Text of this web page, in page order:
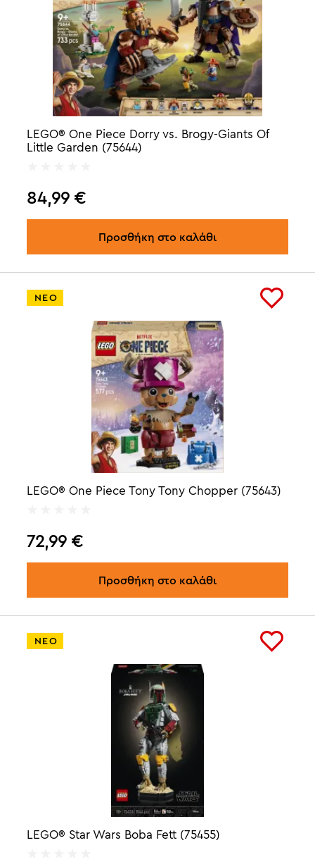
LEGO® One Piece Dorry vs. Brogy-Giants Of
Little Garden (75644)
84,99 €
Προσθήκη στο καλάθι
ΝΕΟ
LEGO® One Piece Tony Tony Chopper (75643)
72,99 €
Προσθήκη στο καλάθι
ΝΕΟ
LEGO® Star Wars Boba Fett (75455)